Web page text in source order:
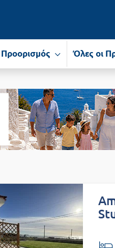
Προορισμός Όλες οι